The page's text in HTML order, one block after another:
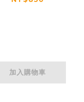
加入購物車